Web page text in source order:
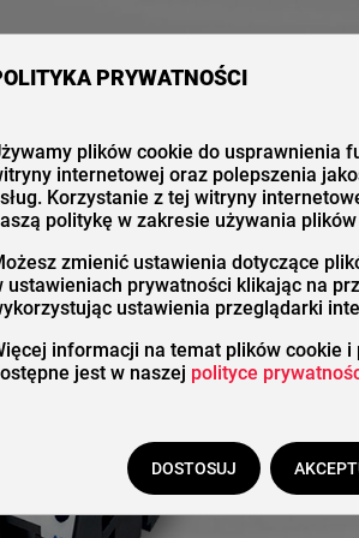
nas Katalog Kontakt
PRYWATNOŚCI
plików cookie do usprawnienia
internetowej oraz polepszenia
Korzystanie z tej witryny
politykę w zakresie używania
zmienić ustawienia dotyczące
ustawieniach prywatności klikając na
ustawienia przeglądarki
informacji na temat plików cookie
jest w naszej polityce
DOSTOSUJ